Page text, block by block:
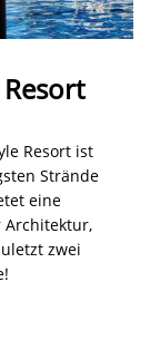
Resort ist
Strände
eine
Architektur,
zwei